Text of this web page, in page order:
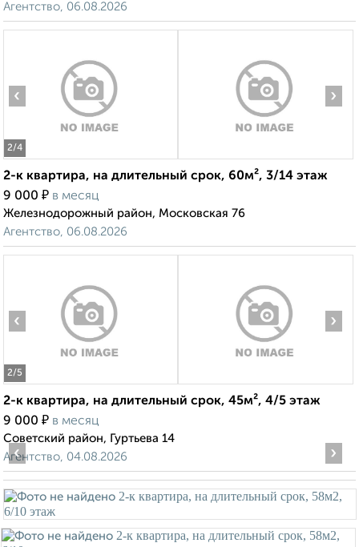
Агентство, 06.08.2026
2/4
‹ ›
2-к квартира, на длительный срок, 60м², 3/14 этаж
9 000 ₽ в месяц
Железнодорожный район, Московская 76
Агентство, 06.08.2026
2/5
‹ ›
2-к квартира, на длительный срок, 45м², 4/5 этаж
9 000 ₽ в месяц
Советский район, Гуртьева 14
Агентство, 04.08.2026
‹ ›